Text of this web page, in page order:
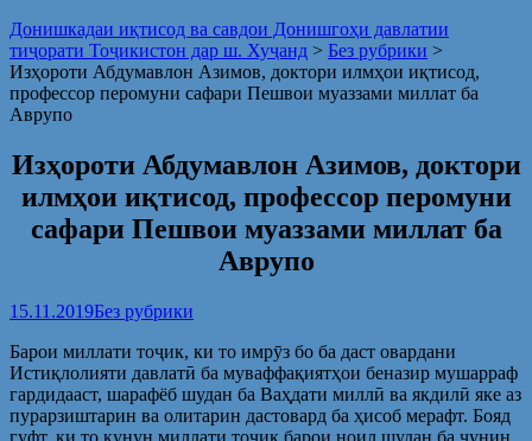
Донишкадаи иқтисод ва савдои Донишгоҳи давлатии
тиҷорати Тоҷикистон дар ш. Хуҷанд > Без рубрики >
Изҳороти Абдумавлон Азимов, доктори илмҳои иқтисод,
профессор перомуни сафари Пешвои муаззами миллат ба
Аврупо
Изҳороти Абдумавлон Азимов, доктори
илмҳои иқтисод, профессор перомуни
сафари Пешвои муаззами миллат ба
Аврупо
15.11.2019Без рубрики
Барои миллати тоҷик, ки то имрӯз бо ба даст овардани
Истиқлолияти давлатӣ ба муваффақиятҳои беназир мушарраф
гардидааст, шарафёб шудан ба Ваҳдати миллӣ ва якдилӣ яке аз
пурарзиштарин ва олитарин дастовард ба ҳисоб мерафт. Бояд
гуфт, ки то кунун миллати тоҷик барои ноил шудан ба чунин